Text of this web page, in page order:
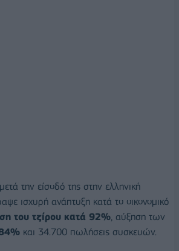
την είσοδό της στην ελληνική
ισχυρή ανάπτυξη κατά το οικονομικό
του τζίρου κατά 92%, αύξηση των
και 34.700 πωλήσεις συσκευών.